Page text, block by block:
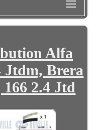
Alfa
Jtdm, Brera
2.4 Jtd